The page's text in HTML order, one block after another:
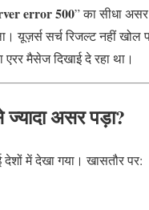
error 500” का सीधा
यूज़र्स सर्च रिजल्ट नहीं
एरर मैसेज दिखाई दे रहा था।
असर पड़ा?
में देखा गया। खासतौर पर: